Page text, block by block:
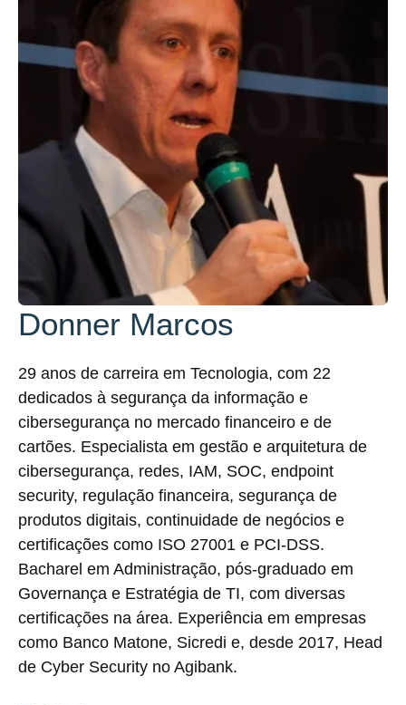
Donner Marcos
29 anos de carreira em Tecnologia, com 22
dedicados à segurança da informação e
cibersegurança no mercado financeiro e de
cartões. Especialista em gestão e arquitetura de
cibersegurança, redes, IAM, SOC, endpoint
security, regulação financeira, segurança de
produtos digitais, continuidade de negócios e
certificações como ISO 27001 e PCI-DSS.
Bacharel em Administração, pós-graduado em
Governança e Estratégia de TI, com diversas
certificações na área. Experiência em empresas
como Banco Matone, Sicredi e, desde 2017, Head
de Cyber Security no Agibank.